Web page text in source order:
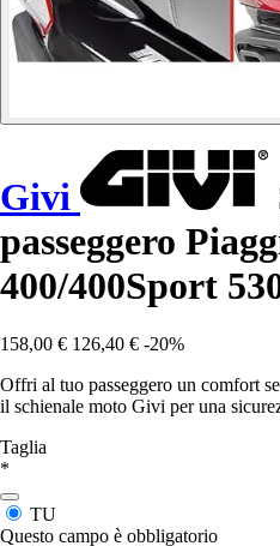
Givi
passeggero
400/400Sport
158,00 € 126,40 € -20%
Offri al tuo passeggero un comfort
il schienale moto Givi per una
Taglia
*
TU
Questo campo è obbligatorio